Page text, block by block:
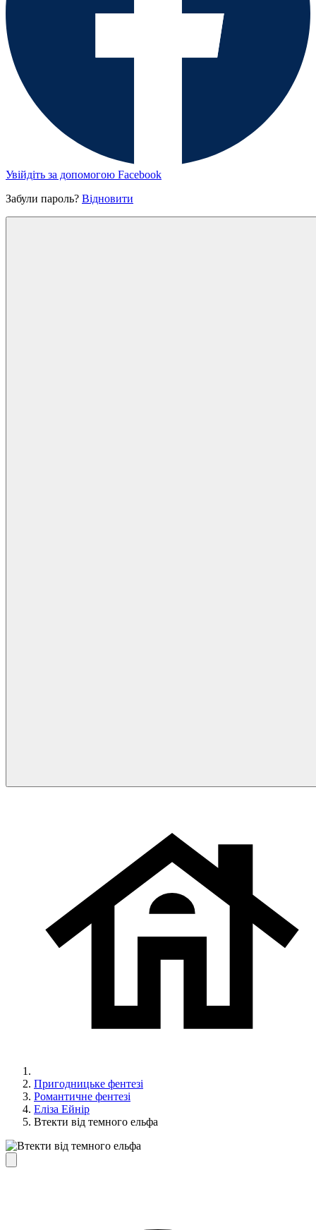
Увійдіть за допомогою Facebook
Забули пароль? Відновити
Пригодницьке фентезі
Романтичне фентезі
Еліза Ейнір
Втекти від темного ельфа